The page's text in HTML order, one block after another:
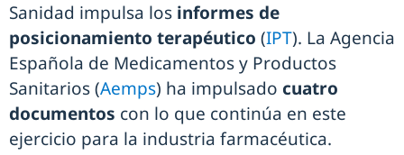
Sanidad impulsa los informes de
posicionamiento terapéutico (IPT). La Agencia
Española de Medicamentos y Productos
Sanitarios (Aemps) ha impulsado cuatro
documentos con lo que continúa en este
ejercicio para la industria farmacéutica.